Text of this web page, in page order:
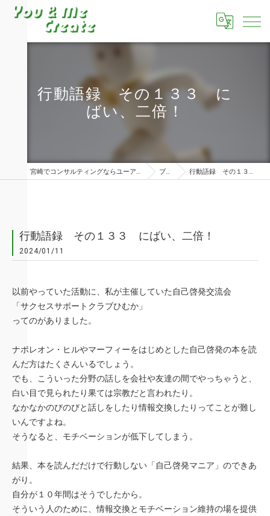
行動語録 その１３３ に
ばい、二倍！
宮崎でコンサルティングならユーアンドミークリエイト株式会社 ブログ 行動語録 その１３３ にばい、二倍！
行動語録 その１３３ にばい、二倍！
2024/01/11
以前やっていた活動に、私が主催していた自己啓発交流会
「サクセスサポートクラブひむか」
ってのがありました。
ナポレオン・ヒルやマーフィーをはじめとした自己啓発の本を読
んだ方はたくさんいるでしょう。
でも、こういった分野の話しを会社や友達の間でやっちゃうと、
白い目で見られたり果ては宗教だと言われたり。
なかなかのびのびと話しをしたり情報交換したりってことが難し
いんですよね。
そうなると、モチベーションが低下してしまう。
結果、本を読んだだけで行動しない「自己啓発マニア」のできあ
がり。
自分が１０年間はそうでしたから。
そういう人のために、情報交換とモチベーション維持の場を提供